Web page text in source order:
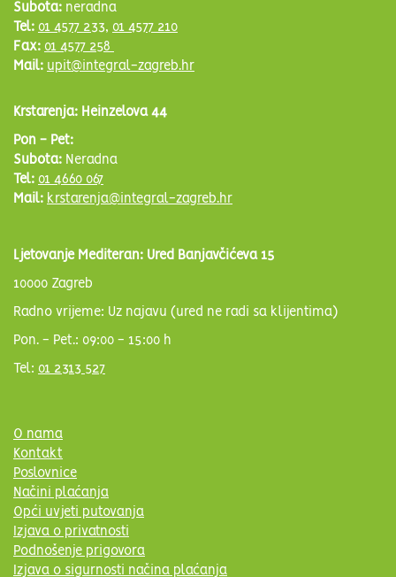
Subota: neradna
Tel: 01 4577 233, 01 4577 210
Fax: 01 4577 258
Mail: upit@integral-zagreb.hr
Krstarenja: Heinzelova 44
Pon - Pet:
Subota: Neradna
Tel: 01 4660 067
Mail: krstarenja@integral-zagreb.hr
Ljetovanje Mediteran: Ured Banjavčićeva 15
10000 Zagreb
Radno vrijeme: Uz najavu (ured ne radi sa klijentima)
Pon. - Pet.: 09:00 - 15:00 h
Tel: 01 2313 527
O nama
Kontakt
Poslovnice
Načini plaćanja
Opći uvjeti putovanja
Izjava o privatnosti
Podnošenje prigovora
Izjava o sigurnosti načina plaćanja